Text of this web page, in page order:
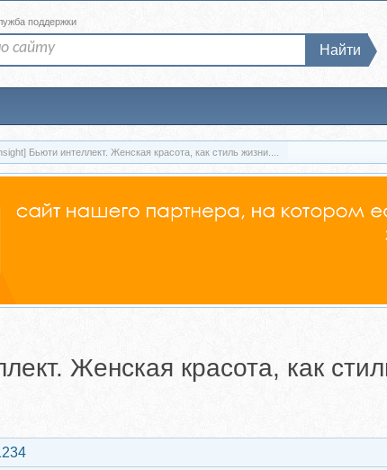
поддержки
Найти
Бьюти интеллект. Женская красота, как стиль жизни....
Женская красота, как